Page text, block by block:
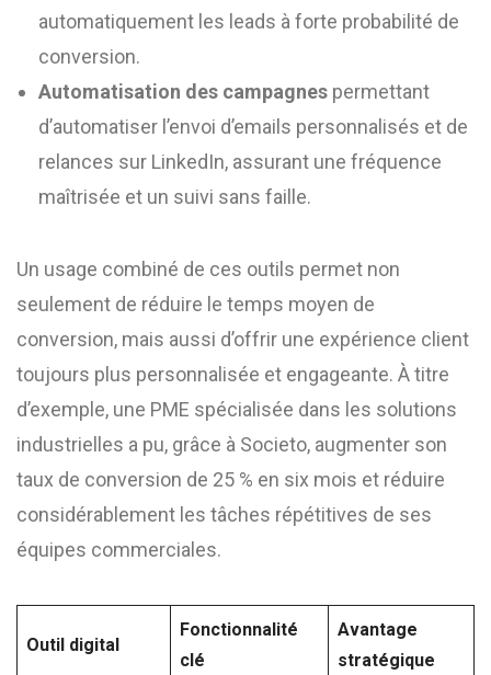
automatiquement les leads à forte probabilité de
conversion.
Automatisation des campagnes permettant
d’automatiser l’envoi d’emails personnalisés et de
relances sur LinkedIn, assurant une fréquence
maîtrisée et un suivi sans faille.
Un usage combiné de ces outils permet non
seulement de réduire le temps moyen de
conversion, mais aussi d’offrir une expérience client
toujours plus personnalisée et engageante. À titre
d’exemple, une PME spécialisée dans les solutions
industrielles a pu, grâce à Societo, augmenter son
taux de conversion de 25 % en six mois et réduire
considérablement les tâches répétitives de ses
équipes commerciales.
Outil digital
Fonctionnalité
clé
Avantage
stratégique